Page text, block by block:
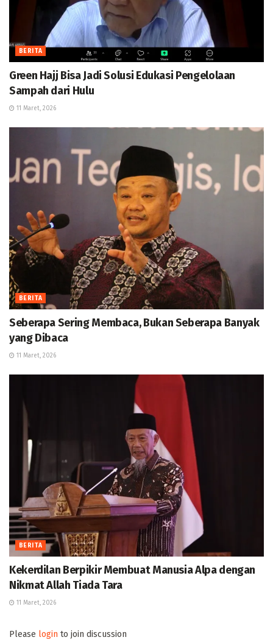
BERITA
Green Hajj Bisa Jadi Solusi Edukasi Pengelolaan
Sampah dari Hulu
11 Maret, 2026
BERITA
Seberapa Sering Membaca, Bukan Seberapa Banyak
yang Dibaca
11 Maret, 2026
BERITA
Kekerdilan Berpikir Membuat Manusia Alpa dengan
Nikmat Allah Tiada Tara
11 Maret, 2026
Please login to join discussion